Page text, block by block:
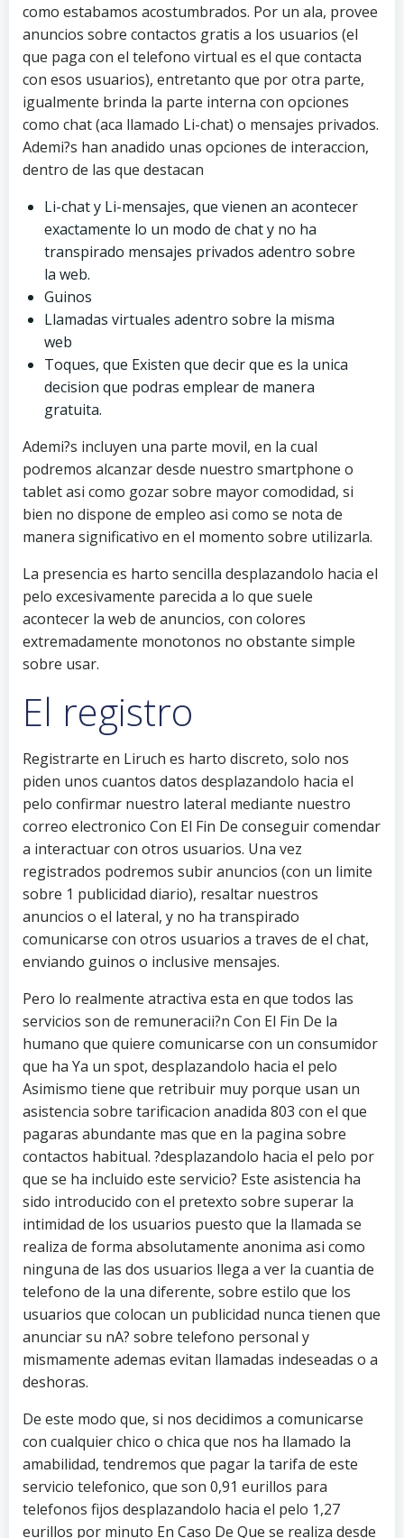
como estabamos acostumbrados. Por un ala, provee
anuncios sobre contactos gratis a los usuarios (el
que paga con el telefono virtual es el que contacta
con esos usuarios), entretanto que por otra parte,
igualmente brinda la parte interna con opciones
como chat (aca llamado Li-chat) o mensajes privados.
Ademi?s han anadido unas opciones de interaccion,
dentro de las que destacan
Li-chat y Li-mensajes, que vienen an acontecer
exactamente lo un modo de chat y no ha
transpirado mensajes privados adentro sobre
la web.
Guinos
Llamadas virtuales adentro sobre la misma
web
Toques, que Existen que decir que es la unica
decision que podras emplear de manera
gratuita.
Ademi?s incluyen una parte movil, en la cual
podremos alcanzar desde nuestro smartphone o
tablet asi­ como gozar sobre mayor comodidad, si
bien no dispone de empleo asi­ como se nota de
manera significativo en el momento sobre utilizarla.
La presencia es harto sencilla desplazandolo hacia el
pelo excesivamente parecida a lo que suele
acontecer la web de anuncios, con colores
extremadamente monotonos no obstante simple
sobre usar.
El registro
Registrarte en Liruch es harto discreto, solo nos
piden unos cuantos datos desplazandolo hacia el
pelo confirmar nuestro lateral mediante nuestro
correo electronico Con El Fin De conseguir comendar
a interactuar con otros usuarios. Una vez
registrados podremos subir anuncios (con un limite
sobre 1 publicidad diario), resaltar nuestros
anuncios o el lateral, y no ha transpirado
comunicarse con otros usuarios a traves de el chat,
enviando guinos o inclusive mensajes.
Pero lo realmente atractiva esta en que todos las
servicios son de remuneracii?n Con El Fin De la
humano que quiere comunicarse con un consumidor
que ha Ya un spot, desplazandolo hacia el pelo
Asimismo tiene que retribuir muy porque usan un
asistencia sobre tarificacion anadida 803 con el que
pagaras abundante mas que en la pagina sobre
contactos habitual. ?desplazandolo hacia el pelo por
que se ha incluido este servicio? Este asistencia ha
sido introducido con el pretexto sobre superar la
intimidad de los usuarios puesto que la llamada se
realiza de forma absolutamente anonima asi­ como
ninguna de las dos usuarios llega a ver la cuanti­a de
telefono de la una diferente, sobre estilo que los
usuarios que colocan un publicidad nunca tienen que
anunciar su nA? sobre telefono personal y
mismamente ademas evitan llamadas indeseadas o a
deshoras.
De este modo que, si nos decidimos a comunicarse
con cualquier chico o chica que nos ha llamado la
amabilidad, tendremos que pagar la tarifa de este
servicio telefonico, que son 0,91 eurillos para
telefonos fijos desplazandolo hacia el pelo 1,27
eurillos por minuto En Caso De Que se realiza desde